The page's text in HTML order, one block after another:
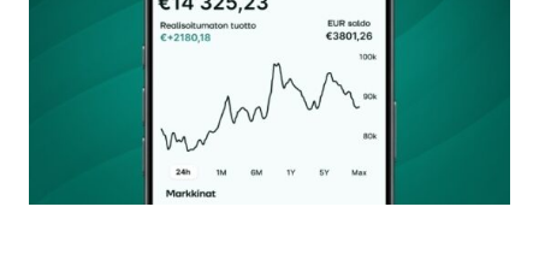
Nimesi tai nimimerkkisi
Sähköpostiosoitteesi